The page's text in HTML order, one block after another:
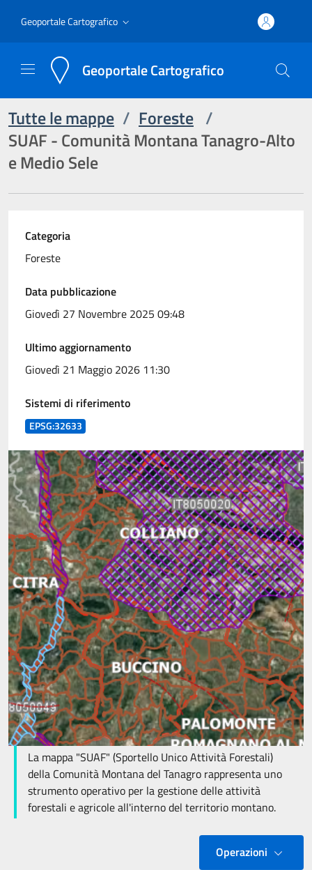
Geoportale Cartografico
Geoportale Cartografico
Tutte le mappe / Foreste /
SUAF - Comunità Montana Tanagro-Alto
e Medio Sele
Categoria
Foreste
Data pubblicazione
Giovedì 27 Novembre 2025 09:48
Ultimo aggiornamento
Giovedì 21 Maggio 2026 11:30
Sistemi di riferimento
EPSG:32633
La mappa "SUAF" (Sportello Unico Attività Forestali)
della Comunità Montana del Tanagro rappresenta uno
strumento operativo per la gestione delle attività
forestali e agricole all'interno del territorio montano.
Operazioni